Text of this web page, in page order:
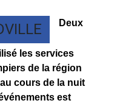
Deux
les services
de la région
cours de la nuit
est